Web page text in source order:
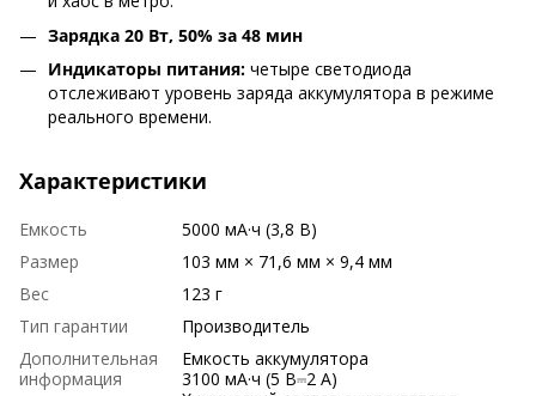
Зарядка 20 Вт, 50% за 48 мин
Индикаторы питания: четыре светодиода
отслеживают уровень заряда аккумулятора в режиме
реального времени.
Характеристики
Емкость
5000 мА·ч (3,8 В)
Размер
103 мм × 71,6 мм × 9,4 мм
Вес
123 г
Тип гарантии
Производитель
Дополнительная
информация
Емкость аккумулятора
3100 мА·ч (5 В⎓2 А)